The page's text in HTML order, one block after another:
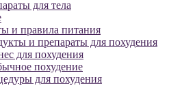
для тела
и правила питания
и препараты для похудения
для похудения
похудение
для похудения